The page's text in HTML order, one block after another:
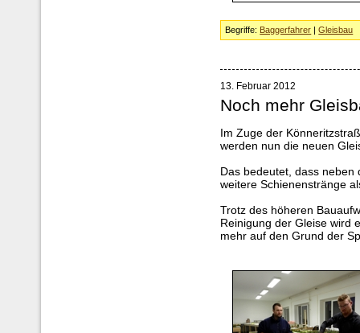
Begriffe: Baggerfahrer |Gleisbau
13. Februar 2012
Noch mehr
Im Zuge der
werden nun die neuen
Das bedeutet, dass neben
weitere Schienenstränge
Trotz des höheren
Reinigung der Gleise wird
mehr auf den Grund der